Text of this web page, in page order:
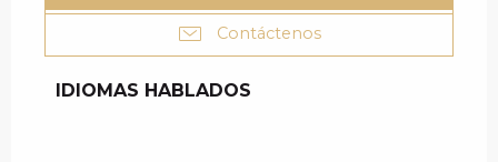
Contáctenos
IDIOMAS HABLADOS
IDIOMAS HABLADOS